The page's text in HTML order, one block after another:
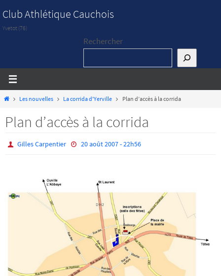
vers
le
Club Athlétique Cauchois
Yvetot (76)
Rechercher
HomeLes nouvelles La corrida d'Yerville Plan d’accès à la corrida
Plan d’accès à la corrida
Gilles Carpentier 20 août 2007 - 22h56